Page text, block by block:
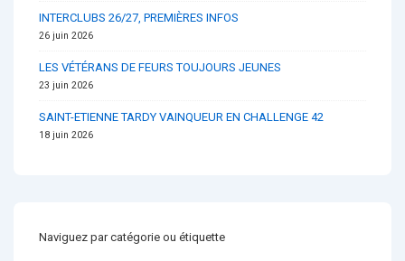
INTERCLUBS 26/27, PREMIÈRES INFOS
26 juin 2026
LES VÉTÉRANS DE FEURS TOUJOURS JEUNES
23 juin 2026
SAINT-ETIENNE TARDY VAINQUEUR EN CHALLENGE 42
18 juin 2026
Naviguez par catégorie ou étiquette